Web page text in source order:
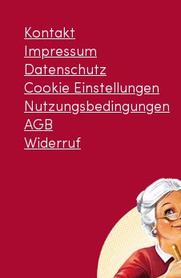
Kontakt
Impressum
Datenschutz
Cookie Einstellungen
Nutzungsbedingungen
AGB
Widerruf